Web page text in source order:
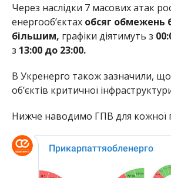
Через наслідки 7 масових атак
енергооб’єктах обсяг обмежень
більшим, графіки діятимуть з
з 13:00 до 23:00.
В Укренерго також зазначили,
об’єктів критичної
Нижче наводимо ГПВ для кожної